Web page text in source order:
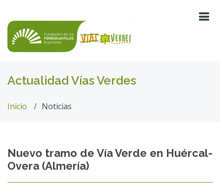
Actualidad Vías Verdes
Inicio Noticias
Nuevo tramo de Vía Verde en Huércal-
Overa (Almería)